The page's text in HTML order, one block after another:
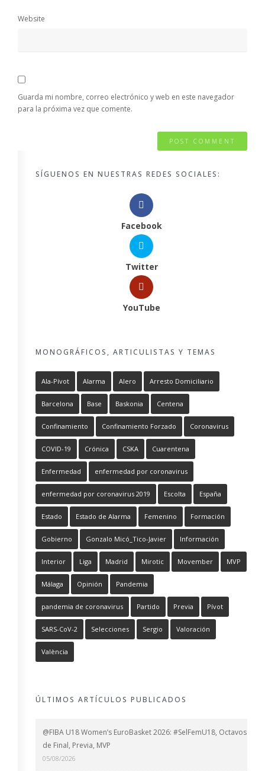
Website
Guarda mi nombre, correo electrónico y web en este navegador
para la próxima vez que comente.
SÍGUENOS EN NUESTRAS REDES SOCIALES:
Facebook
Twitter
YouTube
MONOGRÁFICOS, ARTICULISTAS Y TEMAS
Ala-Pívot Alarma Alero Arresto Domiciliario
Barcelona Base Baskonia Centena
Confinamiento Confinamiento Forzado Coronavirus
COVID-19 Crónica CSKA Cuarentena
Enfermedad enfermedad por coronavirus
enfermedad por coronavirus 2019 Escolta España
Estado Estado de Alarma Femenino Formación
Gobierno Gonzalo Micó_Tico-Javier Información
Interior Liga Madrid Mirotic Movember MVP
Málaga Opinión Pandemia
pandemia de coronavirus Partido Previa Pívot
SARS-CoV-2 Selecciones Sergio Valoración
València
ÚLTIMOS ARTÍCULOS PUBLICADOS
@FIBA U18 Women’s EuroBasket 2026: #SelFemU18, Octavos
de Final, Previa, MVP
05/08/2026